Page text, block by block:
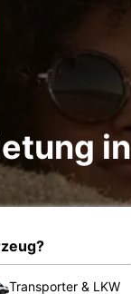
Transporter & LKW